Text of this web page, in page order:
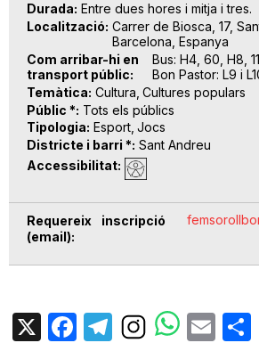
Durada Entre dues hores i mitja i tres.
Localització Carrer de Biosca, 17,
Barcelona, Espanya
Com arribar-hi en
transport públic
Bus: H4, 60, H8,
Bon Pastor: L9 i
Temàtica Cultura Cultures populars
Públic * Tots els públics
Tipologia Esport Jocs
Districte i barri * Sant Andreu
Accessibilitat
Requereix inscripció
(email)
X Facebook
Telegram